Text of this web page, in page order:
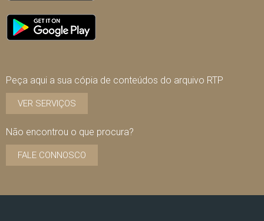
Peça aqui a sua cópia de conteúdos do arquivo RTP
VER SERVIÇOS
Não encontrou o que procura?
FALE CONNOSCO